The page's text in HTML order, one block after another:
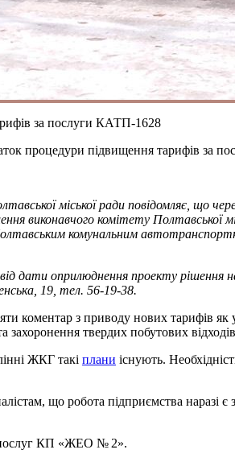
за послуги КАТП-1628
процедури підвищення тарифів за
міської ради повідомляє, що
виконавчого комітету Полтавської
комунальним
дати оприлюднення проекту
19, тел. 56-19-38.
з приводу нових тарифів як
твердих побутових
ЖКГ такі плани існують.
що робота підприємства наразі
послуг КП «ЖЕО № 2».